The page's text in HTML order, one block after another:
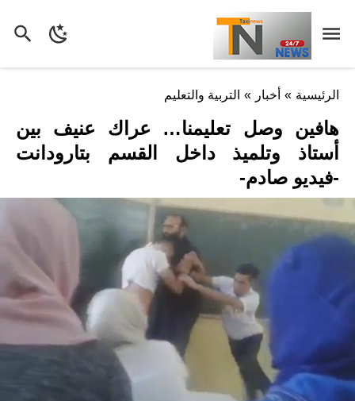
الرئيسية » أخبار » التربية والتعليم
هافين وصل تعليمنا… عراك عنيف بين
أستاذ وتلميذ داخل القسم بتارودانت
-فيديو صادم-